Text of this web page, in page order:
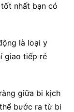
nhất bạn có
là loại y
giao tiếp rẻ
giữa bi kịch
bước ra từ bi